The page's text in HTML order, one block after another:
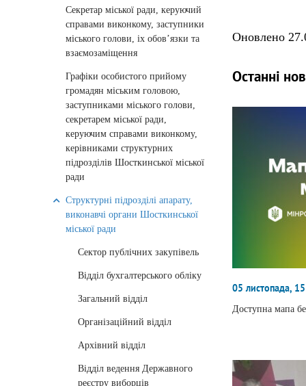
Секретар міської ради, керуючий
справами виконкому, заступники
міського голови, іх обов’язки та
взаємозаміщення
Графіки особистого прийому
громадян міським головою,
заступниками міського голови,
секретарем міської ради,
керуючим справами виконкому,
керівниками структурних
підрозділів Шосткинської міської
ради
Структурні підрозділі апарату,
виконавчі органи Шосткинської
міської ради
Сектор публічних закупівель
Відділ бухгалтерського обліку
Загальний відділ
Організаційний відділ
Архівний відділ
Відділ ведення Державного
реєстру виборців
Оновлено
Останні
05 листопада,
Доступна мапа